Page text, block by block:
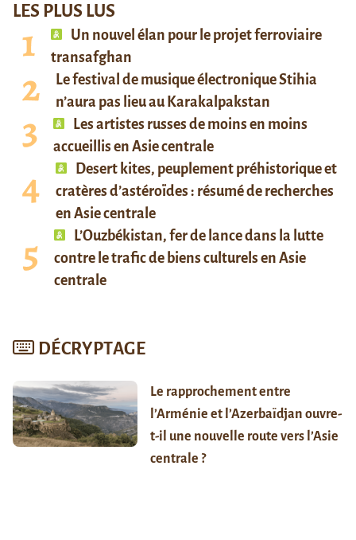
LES PLUS LUS
Un nouvel élan pour le projet ferroviaire
transafghan
Le festival de musique électronique Stihia
n’aura pas lieu au Karakalpakstan
Les artistes russes de moins en moins
accueillis en Asie centrale
Desert kites, peuplement préhistorique et
cratères d’astéroïdes : résumé de recherches
en Asie centrale
L’Ouzbékistan, fer de lance dans la lutte
contre le trafic de biens culturels en Asie
centrale
DÉCRYPTAGE
Le rapprochement entre
l’Arménie et l’Azerbaïdjan ouvre-
t-il une nouvelle route vers l’Asie
centrale ?